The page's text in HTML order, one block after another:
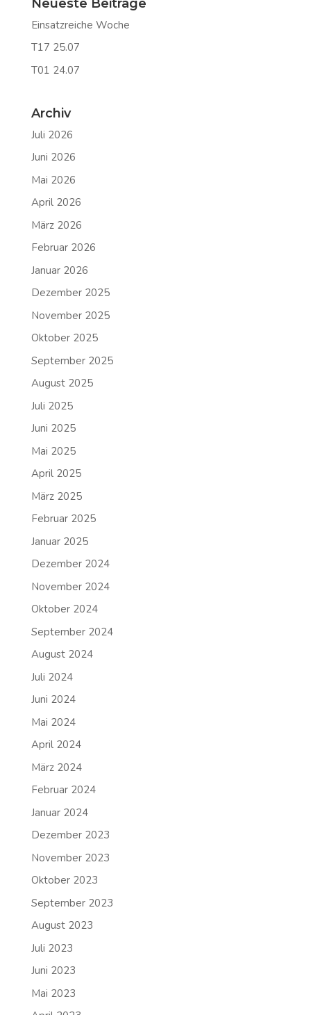
Neueste Beiträge
Einsatzreiche Woche
T17 25.07
T01 24.07
Archiv
Juli 2026
Juni 2026
Mai 2026
April 2026
März 2026
Februar 2026
Januar 2026
Dezember 2025
November 2025
Oktober 2025
September 2025
August 2025
Juli 2025
Juni 2025
Mai 2025
April 2025
März 2025
Februar 2025
Januar 2025
Dezember 2024
November 2024
Oktober 2024
September 2024
August 2024
Juli 2024
Juni 2024
Mai 2024
April 2024
März 2024
Februar 2024
Januar 2024
Dezember 2023
November 2023
Oktober 2023
September 2023
August 2023
Juli 2023
Juni 2023
Mai 2023